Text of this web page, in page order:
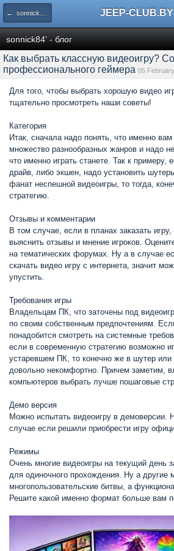
← sonnick84' - блог JEEP-CLUB.BY
sonnick84' - блог
Как выбрать классную видеоигру?
профессионального геймера 05
Для того, чтобы выбрать хорошую видео
тщательно просмотреть наши советы!
Категория
Итак, сначала надо понять, что именно
множество разнообразных жанров и надо
что именно играть станете. Так к примеру,
драйв, либо экшен, надо установить
фанат неспешной видеоигры, то тогда,
стратегию.
Отзывы и комментарии
В том случае, если в планах заказать
выяснить отзывы и мнение игроков.
на тематических форумах. Ну а в случае
скачать видео игру с интернета, значит
упустить.
Требования игры
Владельцам ПК, что заточены под
по своим собственным предпочтениям.
понадобится смотреть на системные
если в современную стратегию возможно
устаревшем ПК, то конечно же в шутер или
довольно некомфортно. Причем заметим,
компьютеров выбрать лучше пошаговые
Демо версия
Можно испытать видеоигру в демоверсии.
случае если решили приобрести игру
Режимы
Очень многие видеоигры на текущий день
для одиночного прохождения. Ну а другие
многопользовательские битвы, а
Решите какой именно формат больше вам